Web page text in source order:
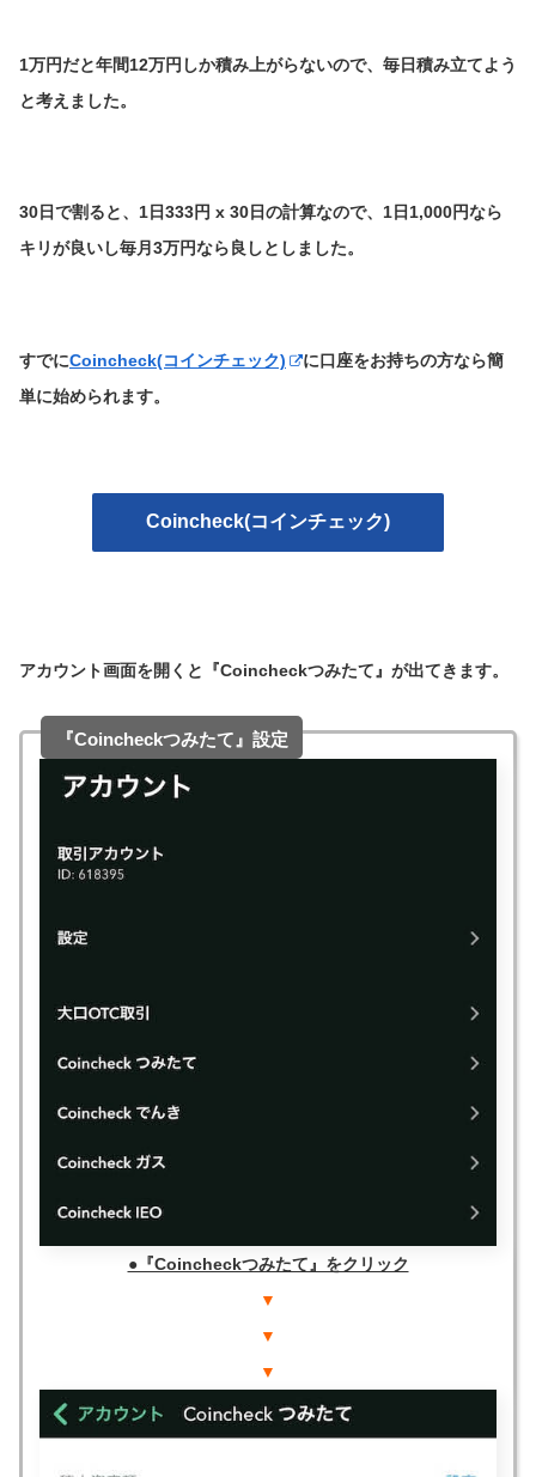
1万円だと年間12万円しか積み上がらないので、毎日積み立てよう
と考えました。
30日で割ると、1日333円 x 30日の計算なので、1日1,000円なら
キリが良いし毎月3万円なら良しとしました。
すでにCoincheck(コインチェック)
に口座をお持ちの方なら簡
単に始められます。
Coincheck(コインチェック)
アカウント画面を開くと『Coincheckつみたて』が出てきます。
『Coincheckつみたて』設定
●『Coincheckつみたて』をクリック
▼
▼
▼